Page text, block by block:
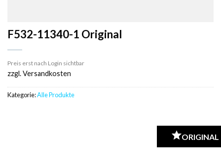
F532-11340-1 Original
Preis erst nach Login sichtbar
zzgl. Versandkosten
Kategorie:Alle Produkte
ORIGINAL